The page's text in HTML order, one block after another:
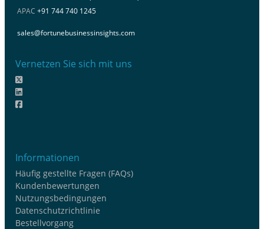
APAC +91 744 740 1245
sales@fortunebusinessinsights.com
Vernetzen Sie sich mit uns
Informationen
Häufig gestellte Fragen (FAQs)
Kundenbewertungen
Nutzungsbedingungen
Datenschutzrichtlinie
Bestellvorgang